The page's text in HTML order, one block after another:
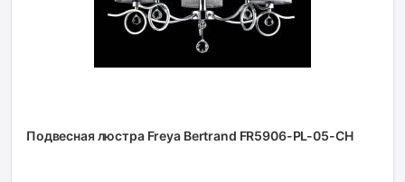
Подвесная люстра Freya Bertrand FR5906-PL-05-CH